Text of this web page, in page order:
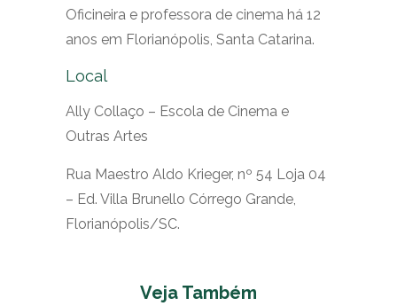
Oficineira e professora de cinema há 12
anos em Florianópolis, Santa Catarina.
Local
Ally Collaço – Escola de Cinema e
Outras Artes
Rua Maestro Aldo Krieger, nº 54 Loja 04
– Ed. Villa Brunello Córrego Grande,
Florianópolis/SC.
Veja Também